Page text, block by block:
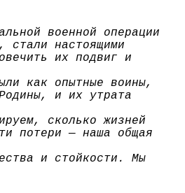
военной операции
стали настоящими
их подвиг и
как опытные воины,
и их утрата
сколько жизней
потери — наша общая
и стойкости. Мы